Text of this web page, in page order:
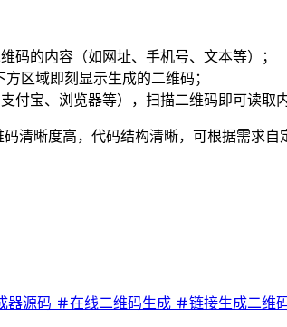
码的内容（如网址、手机号、文本等）；
区域即刻显示生成的二维码；
付宝、浏览器等），扫描二维码即可读取
清晰度高，代码结构清晰，可根据需求
器源码 在线二维码生成 链接生成二维